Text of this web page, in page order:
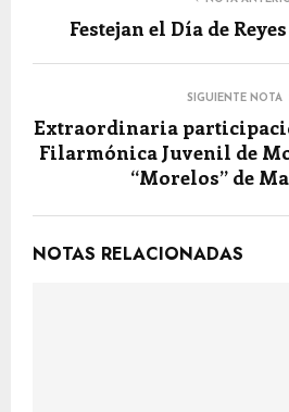
Festejan el Día de
SIGUIENTE NOTA
Extraordinaria
Filarmónica Juvenil de
“Morelos” de
NOTAS RELACIONADAS